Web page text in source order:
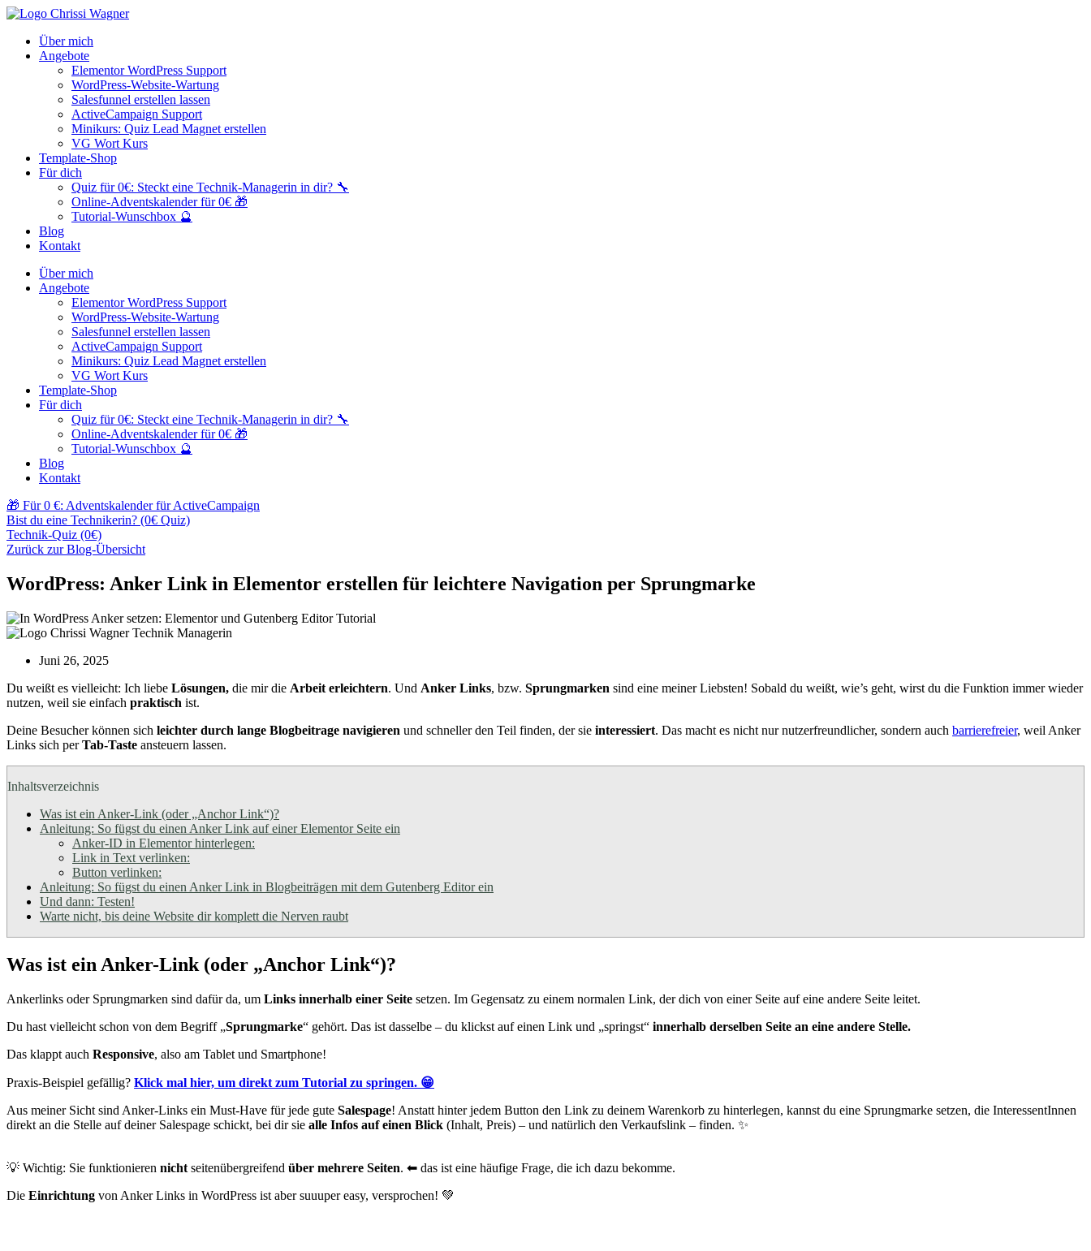
Zum
wechselnÜber mich
Angebote
Elementor WordPress Support
WordPress-Website-Wartung
Salesfunnel erstellen lassen
ActiveCampaign Support
Minikurs: Quiz Lead Magnet erstellen
VG Wort Kurs
Template-Shop
Für dich
Quiz für 0€: Steckt eine Technik-Managerin in dir? 🔧
Online-Adventskalender für 0€ 🎁
Tutorial-Wunschbox 🔮
Blog
Kontakt
Über mich
Angebote
Elementor WordPress Support
WordPress-Website-Wartung
Salesfunnel erstellen lassen
ActiveCampaign Support
Minikurs: Quiz Lead Magnet erstellen
VG Wort Kurs
Template-Shop
Für dich
Quiz für 0€: Steckt eine Technik-Managerin in dir? 🔧
Online-Adventskalender für 0€ 🎁
Tutorial-Wunschbox 🔮
Blog
Kontakt
🎁 Für 0 €: Adventskalender für ActiveCampaign
Bist du eine Technikerin? (0€ Quiz)
Technik-Quiz (0€)
Zurück zur Blog-Übersicht
WordPress: Anker Link in Elementor erstellen für leichtere Navigation per Sprungmarke
Juni 26, 2025
Du weißt es vielleicht: Ich liebe Lösungen, die mir die Arbeit erleichtern. Und Anker Links, bzw. Sprungmarken sind eine meiner Liebsten! Sobald du weißt, wie’s geht, wirst du die Funktion immer wieder
nutzen, weil sie einfach praktisch ist.
Deine Besucher können sich leichter durch lange Blogbeitrage navigieren und schneller den Teil finden, der sie interessiert. Das macht es nicht nur nutzerfreundlicher, sondern auch barrierefreier, weil Anker
Links sich perTab-Taste ansteuern lassen.
Inhaltsverzeichnis
Was ist ein Anker-Link (oder „Anchor Link“)?
Anleitung: So fügst du einen Anker Link auf einer Elementor Seite ein
Anker-ID in Elementor hinterlegen:
Link in Text verlinken:
Button verlinken:
Anleitung: So fügst du einen Anker Link in Blogbeiträgen mit dem Gutenberg Editor ein
Und dann: Testen!
Warte nicht, bis deine Website dir komplett die Nerven raubt
Was ist ein Anker-Link (oder „Anchor Link“)?
Ankerlinks oder Sprungmarken sind dafür da, um Links innerhalb einer Seite setzen. Im Gegensatz zu einem normalen Link, der dich von einer Seite auf eine andere Seite leitet.
Du hast vielleicht schon von dem Begriff „Sprungmarke“ gehört. Das ist dasselbe – du klickst auf einen Link und „springst“ innerhalb derselben Seite an eine andere Stelle.
Das klappt auch Responsive, also am Tablet und Smartphone!
Praxis-Beispiel gefällig? Klick mal hier, um direkt zum Tutorial zu springen. 😁
Aus meiner Sicht sind Anker-Links ein Must-Have für jede gute Salespage! Anstatt hinter jedem Button den Link zu deinem Warenkorb zu hinterlegen, kannst du eine Sprungmarke setzen, die InteressentInnen
direkt an die Stelle auf deiner Salespage schickt, bei dir sie alle Infos auf einen Blick (Inhalt, Preis) – und natürlich den Verkaufslink – finden. ✨
💡 Wichtig: Sie funktionieren nicht seitenübergreifend über mehrere Seiten. ⬅ das ist eine häufige Frage, die ich dazu bekomme.
Die Einrichtung von Anker Links in WordPress ist aber suuuper easy, versprochen! 💚